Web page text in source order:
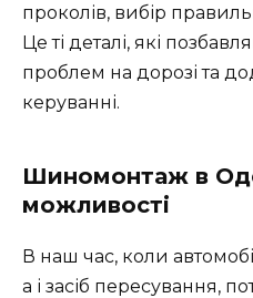
проколів, вибір
Це ті деталі, які
проблем на дорозі та
керуванні.
Шиномонтаж в
можливості
В наш час, коли
а і засіб пересування,